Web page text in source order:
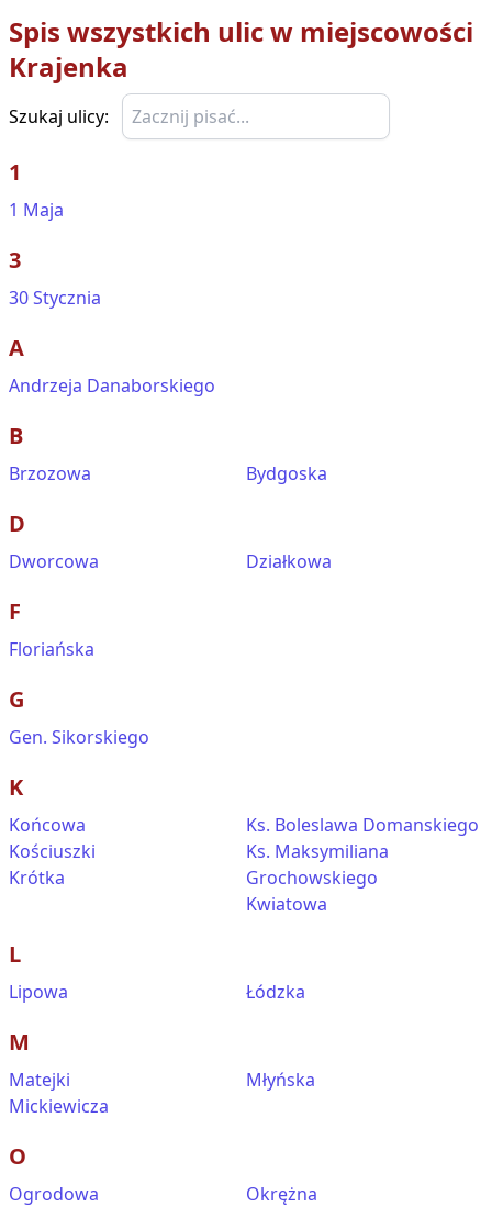
Spis wszystkich ulic w miejscowości
Krajenka
Szukaj ulicy:
1
1 Maja
3
30 Stycznia
A
Andrzeja Danaborskiego
B
Brzozowa Bydgoska
D
Dworcowa Działkowa
F
Floriańska
G
Gen. Sikorskiego
K
Końcowa
Kościuszki
Krótka
Ks. Boleslawa Domanskiego
Ks. Maksymiliana
Grochowskiego
Kwiatowa
L
Lipowa Łódzka
M
Matejki
Mickiewicza
Młyńska
O
Ogrodowa Okrężna